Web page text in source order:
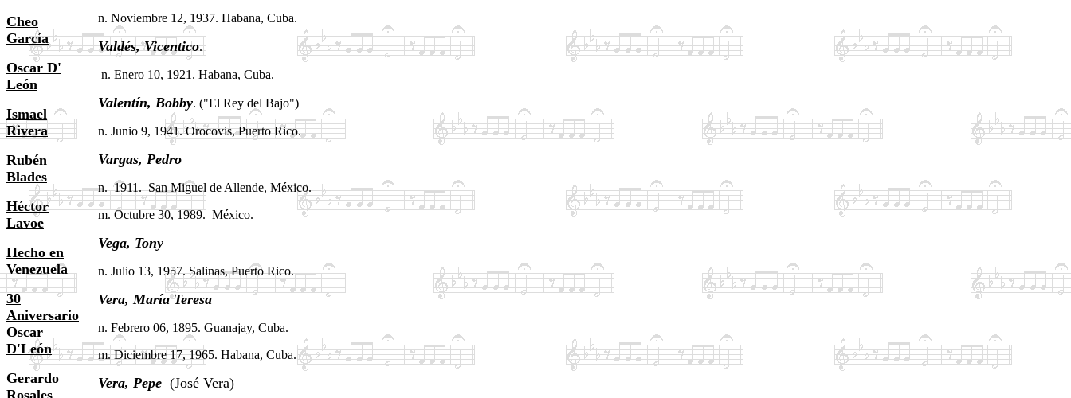
Cheo
García
Oscar D'
León
Ismael
Rivera
Rubén
Blades
Héctor
Lavoe
Hecho en
Venezuela
30
Aniversario
Oscar
D'León
Gerardo
Rosales
n. Noviembre 12, 1937. Habana, Cuba.
Valdés,Vicentico.
n. Enero 10, 1921. Habana, Cuba.
Valentín, Bobby. ("El Rey del Bajo")
n. Junio 9, 1941. Orocovis, Puerto Rico.
Vargas, Pedro
n.1911. San Miguel de Allende, México.
m. Octubre 30, 1989. México.
Vega, Tony
n. Julio 13, 1957. Salinas, Puerto Rico.
Vera,María Teresa
n. Febrero 06, 1895. Guanajay, Cuba.
m. Diciembre 17, 1965. Habana, Cuba.
Vera, Pepe (José Vera)